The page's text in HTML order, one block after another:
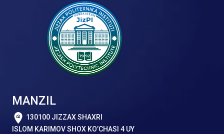
MANZIL
130100 JIZZAX SHAXRI
ISLOM KARIMOV SHOX KO’CHASI 4 UY